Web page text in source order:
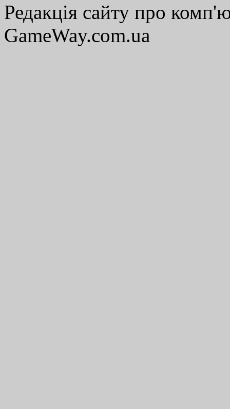
Редакція сайту про
GameWay.com.ua